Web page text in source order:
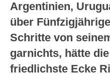
Argentinien,
über
Schritte von
garnichts, hätte
friedlichste Ecke